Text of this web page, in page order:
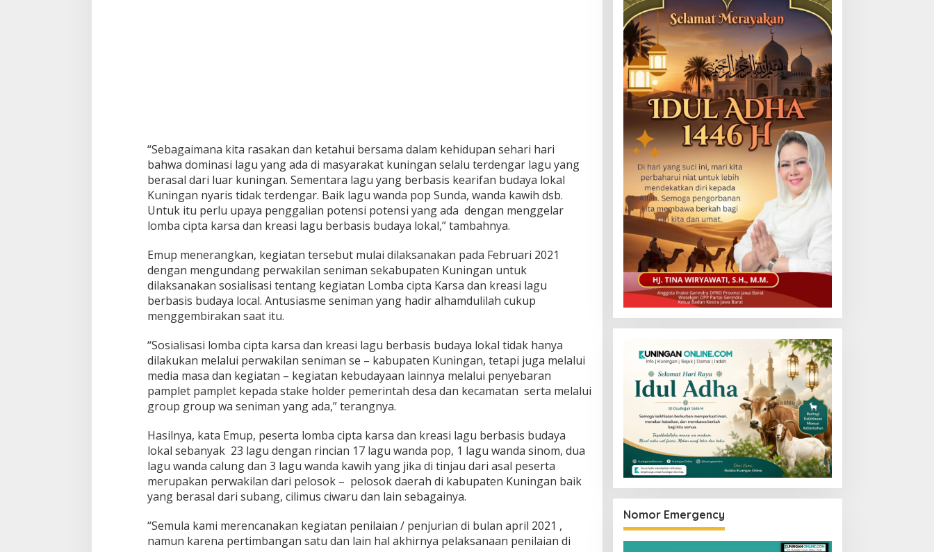
“Sebagaimana kita rasakan dan ketahui bersama dalam kehidupan sehari hari
bahwa dominasi lagu yang ada di masyarakat kuningan selalu terdengar lagu yang
berasal dari luar kuningan. Sementara lagu yang berbasis kearifan budaya lokal
Kuningan nyaris tidak terdengar. Baik lagu wanda pop Sunda, wanda kawih dsb.
Untuk itu perlu upaya penggalian potensi potensi yang ada dengan menggelar
lomba cipta karsa dan kreasi lagu berbasis budaya lokal,” tambahnya.
Emup menerangkan, kegiatan tersebut mulai dilaksanakan pada Februari 2021
dengan mengundang perwakilan seniman sekabupaten Kuningan untuk
dilaksanakan sosialisasi tentang kegiatan Lomba cipta Karsa dan kreasi lagu
berbasis budaya local. Antusiasme seniman yang hadir alhamdulilah cukup
menggembirakan saat itu.
“Sosialisasi lomba cipta karsa dan kreasi lagu berbasis budaya lokal tidak hanya
dilakukan melalui perwakilan seniman se – kabupaten Kuningan, tetapi juga melalui
media masa dan kegiatan – kegiatan kebudayaan lainnya melalui penyebaran
pamplet pamplet kepada stake holder pemerintah desa dan kecamatan serta melalui
group group wa seniman yang ada,” terangnya.
Hasilnya, kata Emup, peserta lomba cipta karsa dan kreasi lagu berbasis budaya
lokal sebanyak 23 lagu dengan rincian 17 lagu wanda pop, 1 lagu wanda sinom, dua
lagu wanda calung dan 3 lagu wanda kawih yang jika di tinjau dari asal peserta
merupakan perwakilan dari pelosok – pelosok daerah di kabupaten Kuningan baik
yang berasal dari subang, cilimus ciwaru dan lain sebagainya.
“Semula kami merencanakan kegiatan penilaian / penjurian di bulan april 2021 ,
namun karena pertimbangan satu dan lain hal akhirnya pelaksanaan penilaian di
Nomor Emergency